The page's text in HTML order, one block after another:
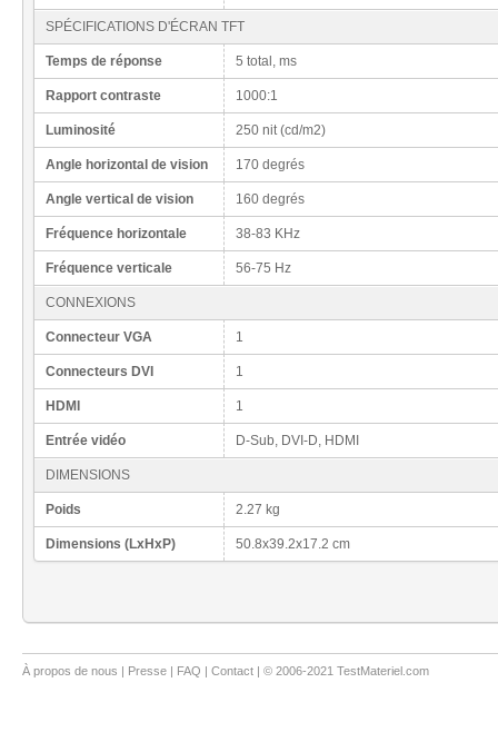
SPÉCIFICATIONS D'ÉCRAN TFT
Temps de réponse 5 total, ms
Rapport contraste 1000:1
Luminosité 250 nit (cd/m2)
Angle horizontal de vision 170 degrés
Angle vertical de vision 160 degrés
Fréquence horizontale 38-83 KHz
Fréquence verticale 56-75 Hz
CONNEXIONS
Connecteur VGA 1
Connecteurs DVI 1
HDMI 1
Entrée vidéo D-Sub, DVI-D, HDMI
DIMENSIONS
Poids 2.27 kg
Dimensions (LxHxP) 50.8x39.2x17.2 cm
À propos de nous | Presse | FAQ | Contact | © 2006-2021 TestMateriel.com